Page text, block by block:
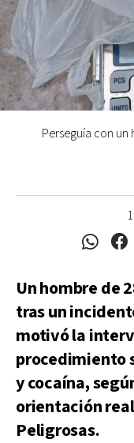
Perseguía con
Un hombre de
tras un
motivó la
procedimiento
y cocaína,
orientación
Peligrosas.